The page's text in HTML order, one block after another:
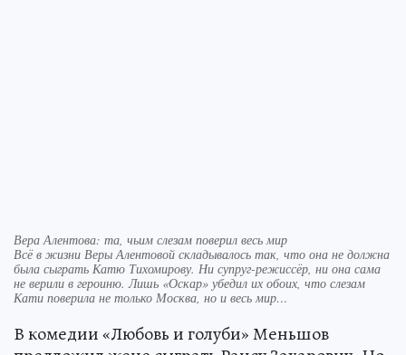
Вера Алентова: та, чьим слезам поверил весь мир
Всё в жизни Веры Алентовой складывалось так, что она не должна
была сыграть Катю Тихомирову. Ни супруг-режиссёр, ни она сама
не верили в героиню. Лишь «Оскар» убедил их обоих, что слезам
Кати поверила не только Москва, но и весь мир…
В комедии «Любовь и голуби» Меньшов